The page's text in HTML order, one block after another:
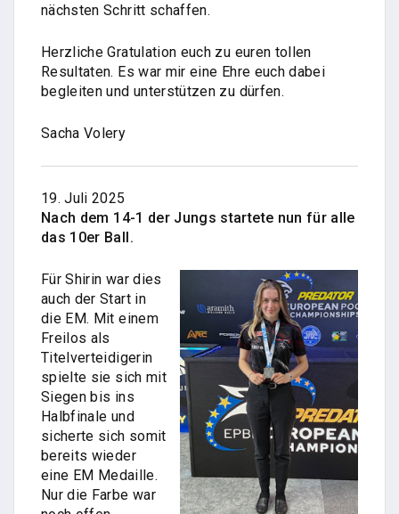
nächsten Schritt schaffen.
Herzliche Gratulation euch zu euren tollen
Resultaten. Es war mir eine Ehre euch dabei
begleiten und unterstützen zu dürfen.
Sacha Volery
19. Juli 2025
Nach dem 14-1 der Jungs startete nun für alle
das 10er Ball.
Für Shirin war dies
auch der Start in
die EM. Mit einem
Freilos als
Titelverteidigerin
spielte sie sich mit
Siegen bis ins
Halbfinale und
sicherte sich somit
bereits wieder
eine EM Medaille.
Nur die Farbe war